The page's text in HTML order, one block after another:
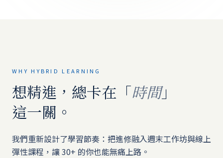
純
萃
·
眠
·
WHY HYBRID LEARNING
想精進，總卡在「時間」
這一關。
我們重新設計了學習節奏：把進修融入週末工作坊與線上
彈性課程，讓 30+ 的你也能無痛上路。